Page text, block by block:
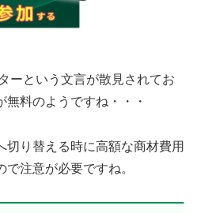
ーという文言が散見されてお
無料のようですね・・・
切り替える時に高額な商材費用
注意が必要ですね。